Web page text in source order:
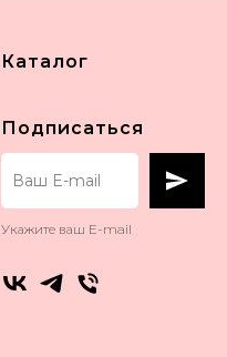
Каталог
Подписаться
Укажите ваш E-mail